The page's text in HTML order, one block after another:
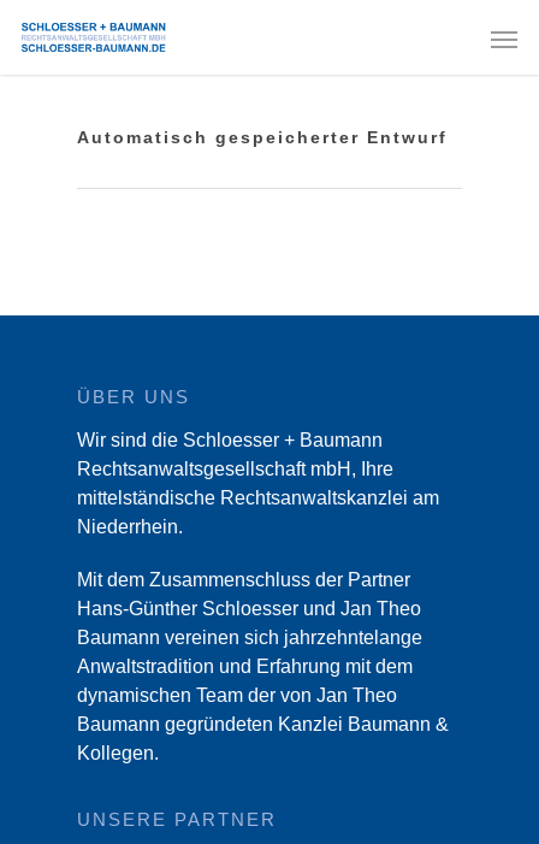
Automatisch gespeicherter Entwurf
ÜBER UNS
Wir sind die Schloesser + Baumann
Rechtsanwaltsgesellschaft mbH, Ihre
mittelständische Rechtsanwaltskanzlei am
Niederrhein.
Mit dem Zusammenschluss der Partner
Hans-Günther Schloesser und Jan Theo
Baumann vereinen sich jahrzehntelange
Anwaltstradition und Erfahrung mit dem
dynamischen Team der von Jan Theo
Baumann gegründeten Kanzlei Baumann &
Kollegen.
UNSERE PARTNER